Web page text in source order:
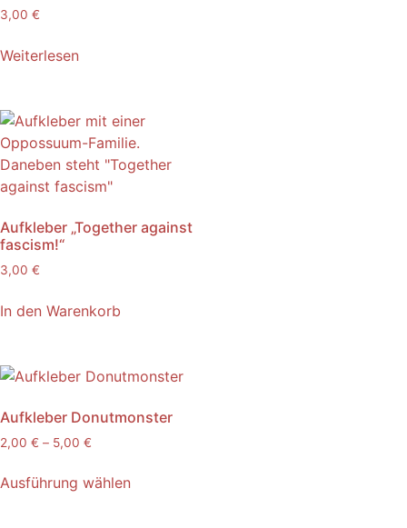
3,00 €
Weiterlesen
Aufkleber „Together against
fascism!“
3,00 €
In den Warenkorb
Aufkleber Donutmonster
2,00 € – 5,00 €
Ausführung wählen